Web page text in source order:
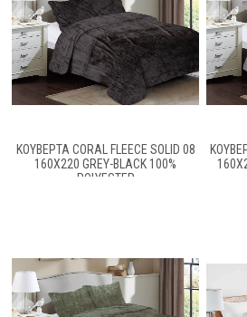
ΚΟΥΒΈΡΤΑ CORAL FLEECE SOLID 08
160X220 GREY-BLACK 100%
POLYESTER